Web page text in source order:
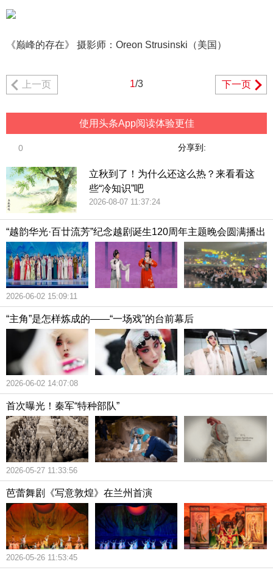
《巅峰的存在》 摄影师：Oreon Strusinski（美国）
上一页 1/3 下一页
使用头条App阅读体验更佳
分享到:
0
立秋到了！为什么还这么热？来看看这
些“冷知识”吧
2026-08-07 11:37:24
“越韵华光·百廿流芳”纪念越剧诞生120周年主题晚会圆满播出
2026-06-02 15:09:11
“主角”是怎样炼成的——“一场戏”的台前幕后
2026-06-02 14:07:08
首次曝光！秦军“特种部队”
2026-05-27 11:33:56
芭蕾舞剧《写意敦煌》在兰州首演
2026-05-26 11:53:45